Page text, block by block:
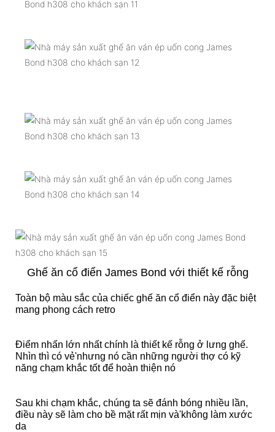
Ghế ăn cổ điển James Bond với thiết kế rỗng
Toàn bộ màu sắc của chiếc ghế ăn cổ điển này đặc biệt
mang phong cách retro
Điểm nhấn lớn nhất chính là thiết kế rỗng ở lưng ghế.
Nhìn thì có vẻ'nhưng nó cần những người thợ có kỹ
năng chạm khắc tốt để hoàn thiện nó
Sau khi chạm khắc, chúng ta sẽ đánh bóng nhiều lần,
điều này sẽ làm cho bề mặt rất mịn và'không làm xước
da